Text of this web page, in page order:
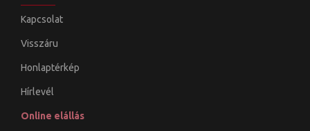
Kapcsolat
Visszáru
Honlaptérkép
Hírlevél
Online elállás